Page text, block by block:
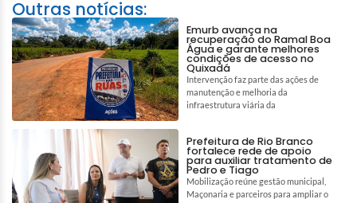
Outras notícias:
Emurb avança na
recuperação do Ramal Boa
Água e garante melhores
condições de acesso no
Quixadá
Intervenção faz parte das ações de
manutenção e melhoria da
infraestrutura viária da
Prefeitura de Rio Branco
fortalece rede de apoio
para auxiliar tratamento de
Pedro e Tiago
Mobilização reúne gestão municipal,
Maçonaria e parceiros para ampliar o